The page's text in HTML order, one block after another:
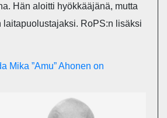
Hän aloitti hyökkääjänä, mutta
laitapuolustajaksi. RoPS:n lisäksi
Mika ”Amu” Ahonen on